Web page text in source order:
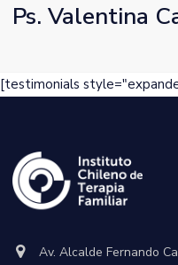
Ps. Valentina
[testimonials
Av. Alcalde Fernando